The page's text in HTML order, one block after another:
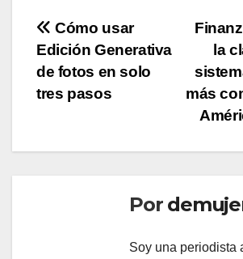
Navegación
de
entradas
la
más
Cómo usar
Edición Generativa
de fotos en solo
tres pasos
Por
Soy una periodista